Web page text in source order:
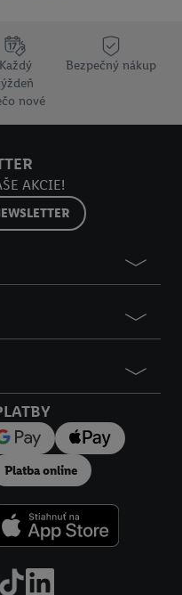
Každý
nové
Bezpečný nákup
AKCIE!
Platba online